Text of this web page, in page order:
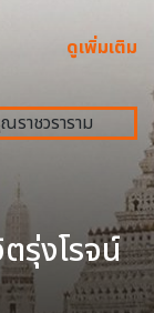
ดูเพิ่มเติม
ตรุ่งโรจน์